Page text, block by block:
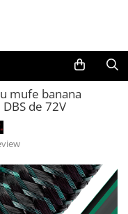
mufe banana
de 72V